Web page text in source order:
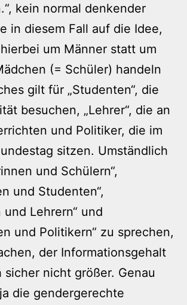
kein normal denkender
in diesem Fall auf die Idee,
um Männer statt um
(= Schüler) handeln
gilt für „Studenten“, die
besuchen, „Lehrer“, die an
und Politiker, die im
sitzen. Umständlich
und Schülern“,
und Studenten“,
und Lehrern“ und
und Politikern“ zu sprechen,
der Informationsgehalt
sicher nicht größer. Genau
die gendergerechte